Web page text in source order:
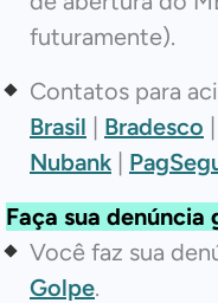
futuramente).
Contatos para
Brasil | Bradesco |
Nubank |
Faça sua
Você faz sua
Golpe.